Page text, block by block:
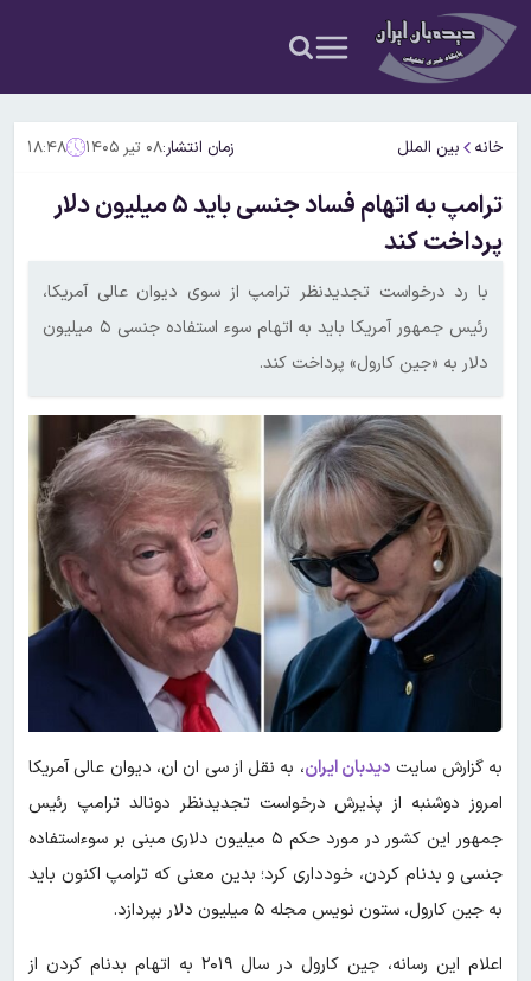
خانه بین الملل زمان انتشار:۰۸ تیر ۱۴۰۵ ۱۸:۴۸
ترامپ به اتهام فساد جنسی باید ۵ میلیون دلار
پرداخت کند
با رد درخواست تجدیدنظر ترامپ از سوی دیوان عالی آمریکا،
رئیس جمهور آمریکا باید به اتهام سوء استفاده جنسی ۵ میلیون
دلار به «جین کارول» پرداخت کند.
به گزارش سایت دیدبان ایران، به نقل از سی ان ان، دیوان عالی آمریکا
امروز دوشنبه از پذیرش درخواست تجدیدنظر دونالد ترامپ رئیس
جمهور این کشور در مورد حکم ۵ میلیون دلاری مبنی بر سوءاستفاده
جنسی و بدنام کردن، خودداری کرد؛ بدین معنی که ترامپ اکنون باید
به جین کارول، ستون نویس مجله ۵ میلیون دلار بپردازد.
اعلام این رسانه، جین کارول در سال ۲۰۱۹ به اتهام بدنام کردن از